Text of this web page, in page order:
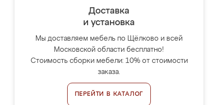
Доставка
и установка
Мы доставляем мебель по Щёлково и всей
Московской области бесплатно!
Стоимость сборки мебели: 10% от стоимости
заказа.
ПЕРЕЙТИ В КАТАЛОГ